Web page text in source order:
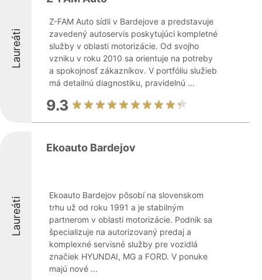
Laureáti
Z-FAM Auto sídli v Bardejove a predstavuje
zavedený autoservis poskytujúci kompletné
služby v oblasti motorizácie. Od svojho
vzniku v roku 2010 sa orientuje na potreby
a spokojnosť zákazníkov. V portfóliu služieb
má detailnú diagnostiku, pravidelnú ...
9.3
Laureáti
Ekoauto Bardejov
Ekoauto Bardejov pôsobí na slovenskom
trhu už od roku 1991 a je stabilným
partnerom v oblasti motorizácie. Podnik sa
špecializuje na autorizovaný predaj a
komplexné servisné služby pre vozidlá
značiek HYUNDAI, MG a FORD. V ponuke
majú nové ...